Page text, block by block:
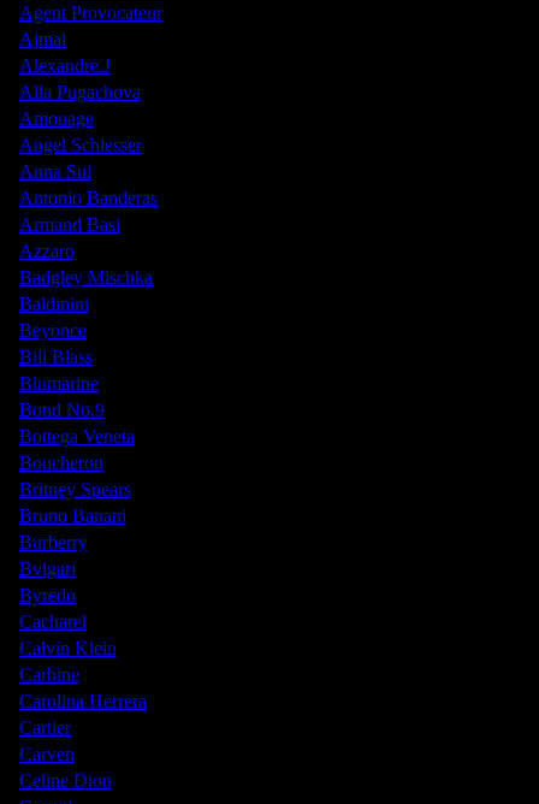
Agent Provocateur
Ajmal
Alexandre.J
Alla Pugachova
Amouage
Angel Schlesser
Anna Sui
Antonio Banderas
Armand Basi
Azzaro
Badgley Mischka
Baldinini
Beyonce
Bill Blass
Blumarine
Bond No.9
Bottega Veneta
Boucheron
Britney Spears
Bruno Banani
Burberry
Bvlgari
Byredo
Cacharel
Calvin Klein
Carbine
Carolina Herrera
Cartier
Carven
Celine Dion